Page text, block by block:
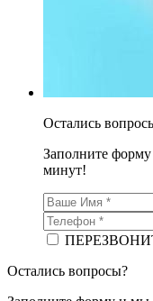
Остались
Заполните
минут!
Остались вопросы?